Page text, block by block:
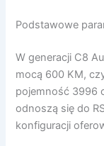
Podstawowe
W generacji C8
mocą 600 KM,
pojemność 3996
odnoszą się do
konfiguracji